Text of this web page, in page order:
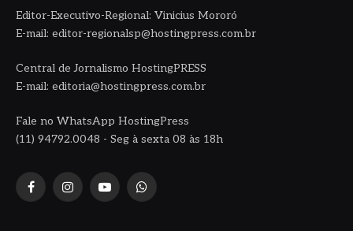
Editor-Executivo-Regional: Vinicius Mororó
E-mail: editor-regionalsp@hostingpress.com.br
Central de Jornalismo HostingPRESS
E-mail: editoria@hostingpress.com.br
Fale no WhatsApp HostingPress
(11) 94792.0048 - Seg à sexta 08 às 18h
FacebookInstagramYouTubeWhatsApp